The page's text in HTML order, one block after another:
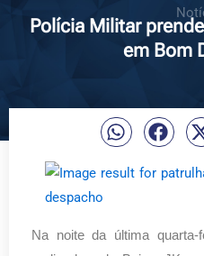
Polícia Militar
em Bom
Na noite da última quarta-